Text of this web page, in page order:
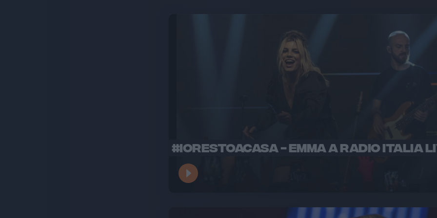
#IORESTOACASA - EMMA A RADIO ITALIA